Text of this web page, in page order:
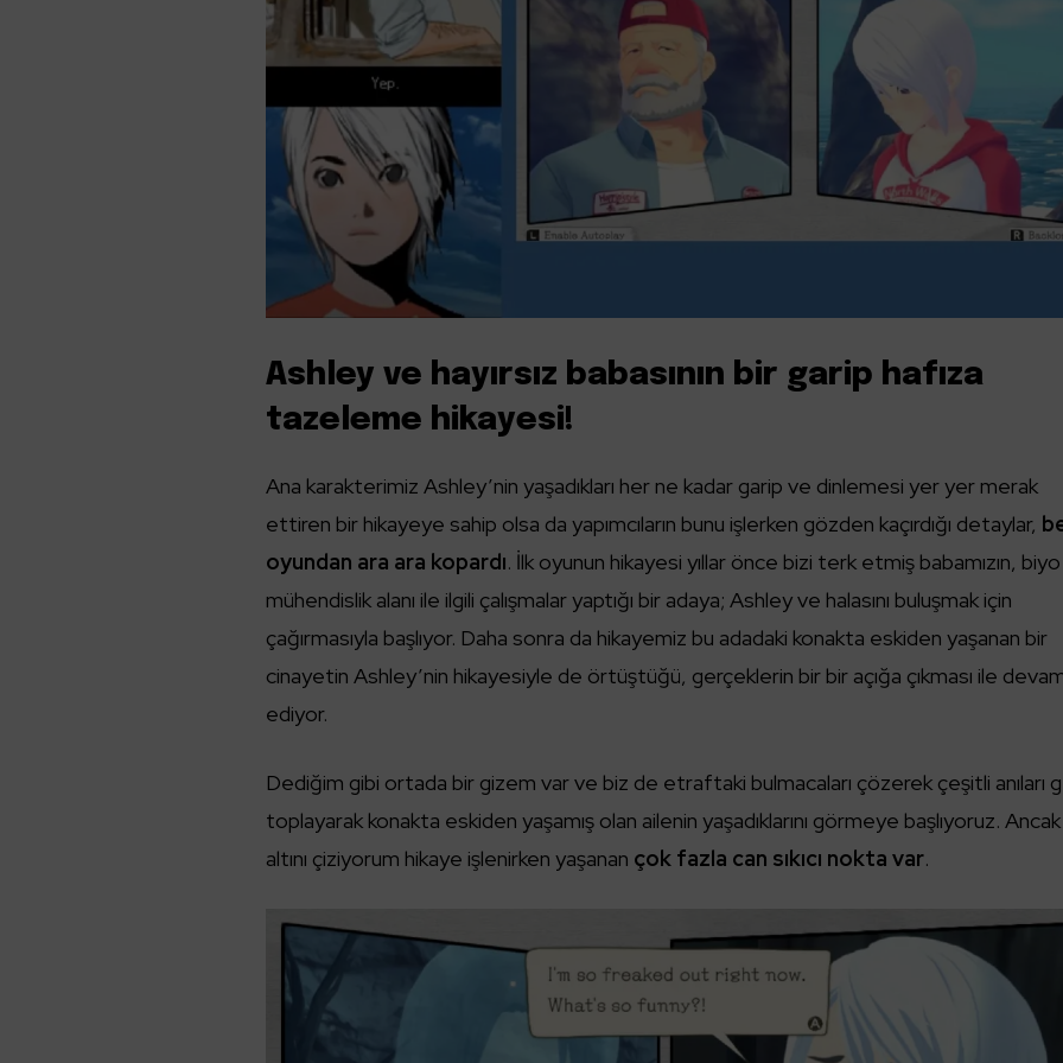
Ashley ve hayırsız babasının bir garip hafıza
tazeleme hikayesi!
Ana karakterimiz Ashley’nin yaşadıkları her ne kadar garip ve dinlemesi yer yer merak
ettiren bir hikayeye sahip olsa da yapımcıların bunu işlerken gözden kaçırdığı detaylar,
oyundan ara ara kopardı. İlk oyunun hikayesi yıllar önce bizi terk etmiş babamızın, biyo
mühendislik alanı ile ilgili çalışmalar yaptığı bir adaya; Ashley ve halasını buluşmak için
çağırmasıyla başlıyor. Daha sonra da hikayemiz bu adadaki konakta eskiden yaşanan bir
cinayetin Ashley’nin hikayesiyle de örtüştüğü, gerçeklerin bir bir açığa çıkması ile
ediyor.
Dediğim gibi ortada bir gizem var ve biz de etraftaki bulmacaları çözerek çeşitli anıları
toplayarak konakta eskiden yaşamış olan ailenin yaşadıklarını görmeye başlıyoruz. Ancak
altını çiziyorum hikaye işlenirken yaşanan çok fazla can sıkıcı nokta var.